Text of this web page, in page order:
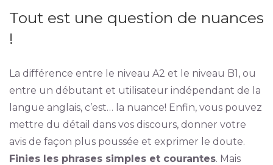
Tout est une question de nuances
!
La différence entre le niveau A2 et le niveau B1, ou
entre un débutant et utilisateur indépendant de la
langue anglais, c’est… la nuance! Enfin, vous pouvez
mettre du détail dans vos discours, donner votre
avis de façon plus poussée et exprimer le doute.
Finies les phrases simples et courantes. Mais